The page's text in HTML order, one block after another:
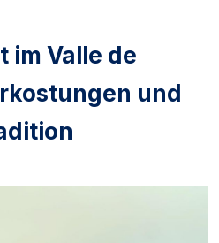
im Valle de
und